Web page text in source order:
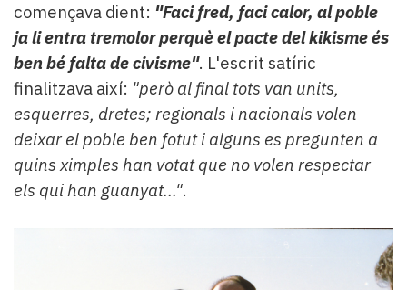
començava dient: "Faci fred, faci calor, al poble
ja li entra tremolor perquè el pacte del kikisme és
ben bé falta de civisme". L'escrit satíric
finalitzava així: "però al final tots van units,
esquerres, dretes; regionals i nacionals volen
deixar el poble ben fotut i alguns es pregunten a
quins ximples han votat que no volen respectar
els qui han guanyat...".